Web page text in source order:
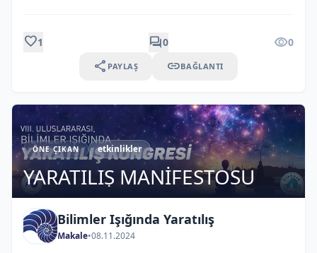
bilim adamı olmayı başardı. Prof. Dr. Nazıroğlu, ayrıca
favorite1 forum0 visibility0
share PAYLAŞ linkBAĞLANTI
ÖNE ÇIKAN etkinlikler
YARATILIŞ MANİFESTOSU
Bilimler Işığında Yaratılış
Makale•08.11.2024